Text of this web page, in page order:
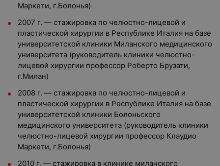
Маркети, г.Болонья)
2007 г. — стажировка по челюстно-лицевой и
пластической хирургии в Республике Италия на базе
университетской клиники Миланского медицинского
университета (руководитель клиники челюстно-
лицевой хирургии профессор Роберто Брузати,
г.Милан)
2008 г. — стажировка по челюстно-лицевой и
пластической хирургии в Республике Италия на базе
университетской клиники Болоньского
медицинского университета (руководитель клиники
челюстно-лицевой хирургии профессор Клаудио
Маркети, г.Болонья)
2010 г. — стажировка в клинике миланского